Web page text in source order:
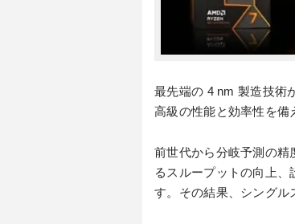
最先端の 4 nm 製造技術
高級の性能と効率性を備
前世代から分岐予測の精
るスループットの向上
す。その結果、シングル